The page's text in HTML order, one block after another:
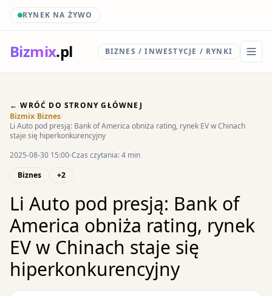
RYNEK NA ŻYWO
Bizmix.pl BIZNES / INWESTYCJE / RYNKI
← WRÓĆ DO STRONY GŁÓWNEJ
Bizmix/Biznes/
Li Auto pod presją: Bank of America obniża rating, rynek EV w Chinach
staje się hiperkonkurencyjny
2025-08-30 15:00 Czas czytania: 4 min
Biznes
+2
Li Auto pod presją: Bank of
America obniża rating, rynek
EV w Chinach staje się
hiperkonkurencyjny